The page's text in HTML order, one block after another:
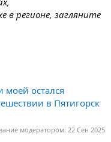
в регионе, загляните
моей остался
в Пятигорск
модератором: 22 Сен 2025